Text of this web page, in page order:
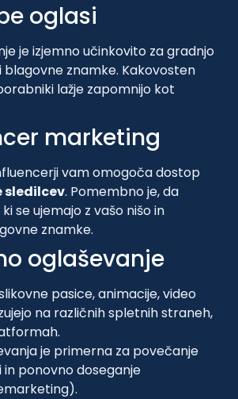
oglasi
je izjemno učinkovito za gradnjo
znamke. Kakovosten
lažje zapomnijo kot
marketing
vam omogoča dostop
sledilcev. Pomembno je, da
se ujemajo z vašo nišo in
znamke.
oglaševanje
pasice, animacije, video
na različnih spletnih straneh,
je primerna za povečanje
ponovno doseganje